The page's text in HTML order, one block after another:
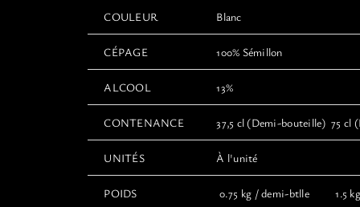
COULEUR Blanc
CÉPAGE 100% Sémillon
ALCOOL 13%
CONTENANCE 37,5 cl (Demi-bouteille) 75 cl
UNITÉS À l'unité
POIDS 0.75 kg / demi-btlle 1.5